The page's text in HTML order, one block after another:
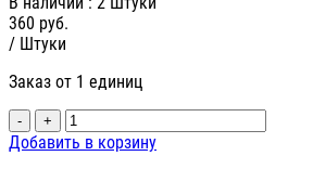
360 руб.
/ Штуки
Заказ от 1 единиц
- +
Добавить в корзину